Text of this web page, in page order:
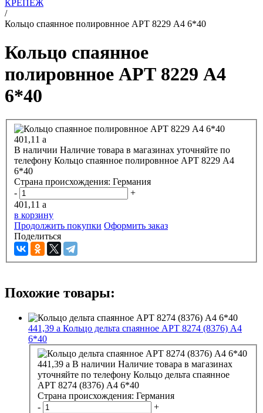
КРЕПЕЖ
/
Кольцо спаянное полировнное АРТ 8229 А4 6*40
Кольцо спаянное
полировнное АРТ 8229 А4
6*40
401,11 a
В наличии Наличие товара в магазинах уточняйте по
телефону Кольцо спаянное полировнное АРТ 8229 А4
6*40
Страна происхождения: Германия
-
+
401,11 a
в корзину
Продолжить покупки Оформить заказ
Поделиться
Похожие товары:
441,39 a Кольцо дельта спаянное АРТ 8274 (8376) А4
6*40
441,39 a В наличии Наличие товара в магазинах
уточняйте по телефону Кольцо дельта спаянное
АРТ 8274 (8376) А4 6*40
Страна происхождения: Германия
-
+